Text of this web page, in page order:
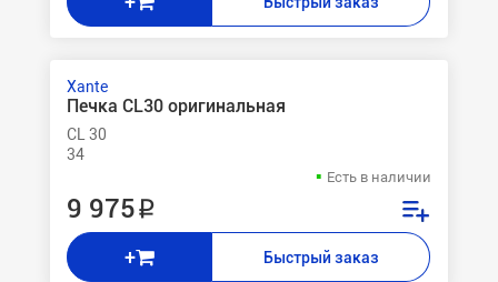
Xante
Печка CL30 оригинальная
CL 30
34
Есть в наличии
9 975 ₽
+ Быстрый заказ